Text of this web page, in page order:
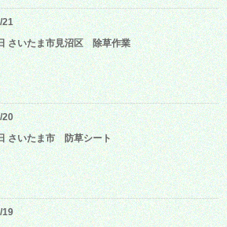
21
さいたま市見沼区 除草作業
20
さいたま市 防草シート
19